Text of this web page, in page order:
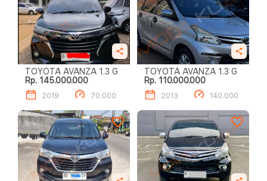
TOYOTA AVANZA 1.3 G
Rp. 145.000.000
2019 70.000
TOYOTA AVANZA 1.3 G
Rp. 110.000.000
2013 140.000